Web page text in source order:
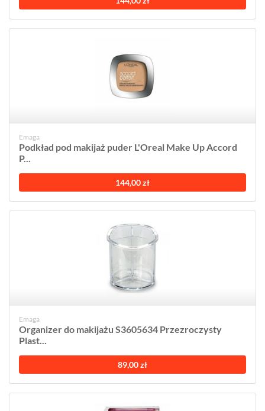
Emaga
Podkład pod makijaż puder L'Oreal Make Up Accord
P...
144,00 zł
Emaga
Organizer do makijażu S3605634 Przezroczysty
Plast...
89,00 zł